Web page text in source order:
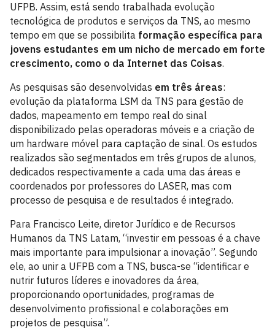
UFPB. Assim, está sendo trabalhada evolução
tecnológica de produtos e serviços da TNS, ao mesmo
tempo em que se possibilita formação específica para
jovens estudantes em um nicho de mercado em forte
crescimento, como o da Internet das Coisas.
As pesquisas são desenvolvidas em três áreas:
evolução da plataforma LSM da TNS para gestão de
dados, mapeamento em tempo real do sinal
disponibilizado pelas operadoras móveis e a criação de
um hardware móvel para captação de sinal. Os estudos
realizados são segmentados em três grupos de alunos,
dedicados respectivamente a cada uma das áreas e
coordenados por professores do LASER, mas com
processo de pesquisa e de resultados é integrado.
Para Francisco Leite, diretor Jurídico e de Recursos
Humanos da TNS Latam, “investir em pessoas é a chave
mais importante para impulsionar a inovação”. Segundo
ele, ao unir a UFPB com a TNS, busca-se “identificar e
nutrir futuros líderes e inovadores da área,
proporcionando oportunidades, programas de
desenvolvimento profissional e colaborações em
projetos de pesquisa”.